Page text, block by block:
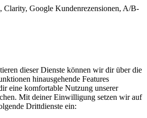
Clarity, Google Kundenrezensionen, A/B-
dieser Dienste können wir dir über die
hinausgehende Features
eine komfortable Nutzung unserer
Mit deiner Einwilligung setzen wir auf
Drittdienste ein: